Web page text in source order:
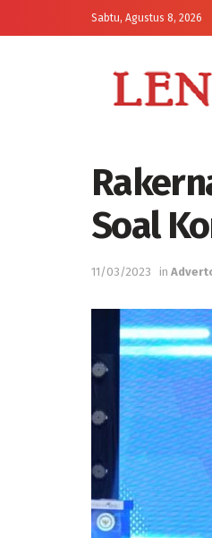
Sabtu, Agustus 8, 2026
Soal
11/03/2023 in